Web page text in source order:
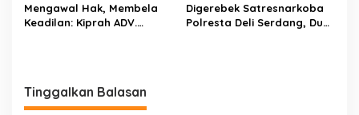
Mengawal Hak, Membela
Keadilan: Kiprah ADV.
Digerebek Satresnarkoba
Polresta Deli Serdang, Dua
Tinggalkan Balasan